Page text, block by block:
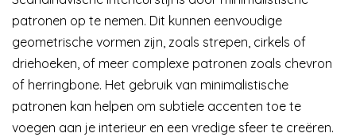
patronen op te nemen. Dit kunnen eenvoudige
geometrische vormen zijn, zoals strepen, cirkels of
driehoeken, of meer complexe patronen zoals chevron
of herringbone. Het gebruik van minimalistische
patronen kan helpen om subtiele accenten toe te
voegen aan je interieur en een vredige sfeer te creëren.